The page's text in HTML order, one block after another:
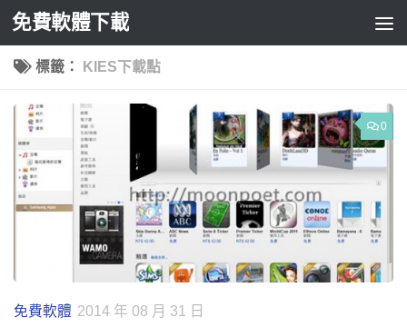
Skip to content
免費軟體下載
標籤： KIES下載點
0
免費軟體 2014 年 08 月 31 日